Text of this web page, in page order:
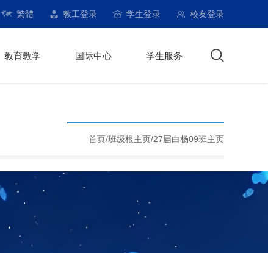
繁體 教工登录 学生登录 校友登录
教育教学 国际中心 学生服务
首页/班级根主页/27届白杨09班主页